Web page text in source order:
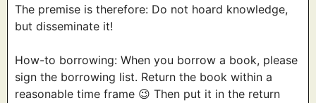
The premise is therefore: Do not hoard knowledge,
but disseminate it!
How-to borrowing: When you borrow a book, please
sign the borrowing list. Return the book within a
reasonable time frame 😉 Then put it in the return